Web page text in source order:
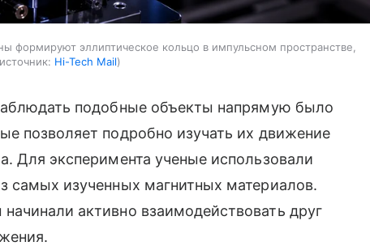
формируют эллиптическое кольцо в импульсном пространстве,
источник: Hi-Tech Mail
подобные объекты напрямую было
позволяет подробно изучать их движение
Для эксперимента ученые использовали
самых изученных магнитных материалов.
активно взаимодействовать друг